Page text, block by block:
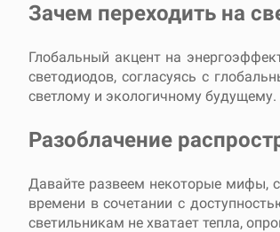
Зачем переходить на
Глобальный акцент на
светодиодов, согласуясь с
светлому и экологичному будущему.
Разоблачение
Давайте развеем некоторые мифы,
времени в сочетании с
светильникам не хватает тепла,